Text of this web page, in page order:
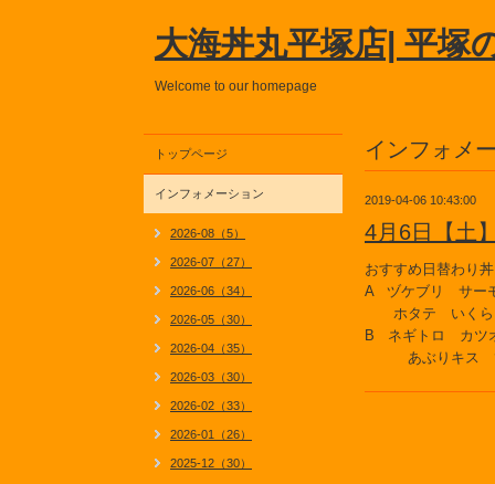
大海丼丸平塚店| 平塚
Welcome to our homepage
インフォメ
2019-04-06 10:43:00
4月6日【土
おすすめ日替わり丼
A ヅケブリ サー
ホタテ いくら
B ネギトロ カツ
あぶりキス
トップページ
インフォメーション
2026-08（5）
2026-07（27）
2026-06（34）
2026-05（30）
2026-04（35）
2026-03（30）
2026-02（33）
2026-01（26）
2025-12（30）